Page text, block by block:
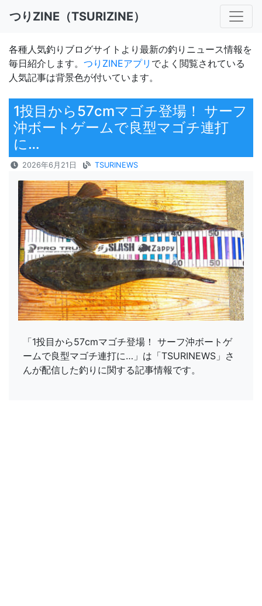
つりZINE（TSURIZINE）
各種人気釣りブログサイトより最新の釣りニュース情報を
毎日紹介します。 つりZINEアプリ でよく閲覧されている
人気記事は背景色が付いています。
1投目から57cmマゴチ登場！ サーフ
沖ボートゲームで良型マゴチ連打
に…
2026年6月21日 TSURINEWS
「1投目から57cmマゴチ登場！ サーフ沖ボートゲ
ームで良型マゴチ連打に…」は「TSURINEWS」さ
んが配信した釣りに関する記事情報です。